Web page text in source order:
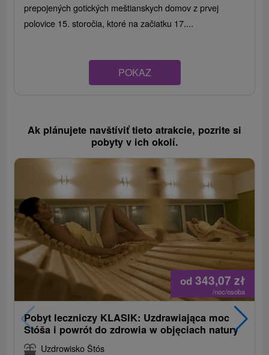
prepojených gotických meštianskych domov z prvej
polovice 15. storočia, ktoré na začiatku 17....
POKAZ
Ak plánujete navštíviť tieto atrakcie, pozrite si
pobyty v ich okolí.
od 343,07zł
/noc/osoba
Pobyt leczniczy KLASIK: Uzdrawiająca moc
Stóša i powrót do zdrowia w objęciach natury
Uzdrowisko Štós